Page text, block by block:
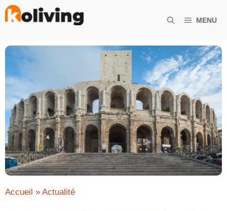
Aller
MENU
Accueil » Actualité